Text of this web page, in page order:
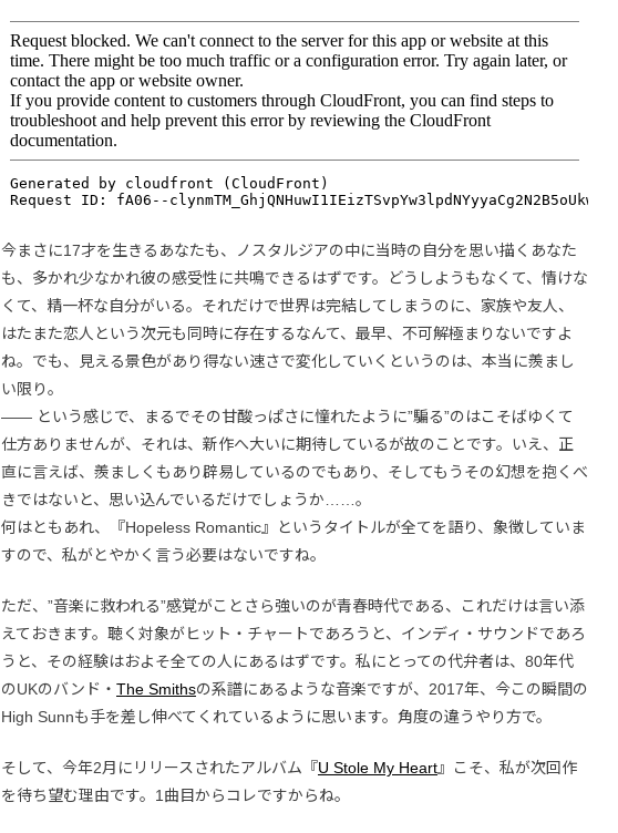
今まさに17才を生きるあなたも、ノスタルジアの中に当時の自分を思い描くあなた
も、多かれ少なかれ彼の感受性に共鳴できるはずです。どうしようもなくて、情けな
くて、精一杯な自分がいる。それだけで世界は完結してしまうのに、家族や友人、
はたまた恋人という次元も同時に存在するなんて、最早、不可解極まりないですよ
ね。でも、見える景色があり得ない速さで変化していくというのは、本当に羨まし
い限り。
―― という感じで、まるでその甘酸っぱさに憧れたように”騙る”のはこそばゆくて
仕方ありませんが、それは、新作へ大いに期待しているが故のことです。いえ、正
直に言えば、羨ましくもあり辟易しているのでもあり、そしてもうその幻想を抱くべ
きではないと、思い込んでいるだけでしょうか……。
何はともあれ、『Hopeless Romantic』というタイトルが全てを語り、象徴していま
すので、私がとやかく言う必要はないですね。
ただ、”音楽に救われる”感覚がことさら強いのが青春時代である、これだけは言い添
えておきます。聴く対象がヒット・チャートであろうと、インディ・サウンドであろ
うと、その経験はおよそ全ての人にあるはずです。私にとっての代弁者は、80年代
のUKのバンド・ The Smithsの系譜にあるような音楽ですが、2017年、今この瞬間の
High Sunnも手を差し伸べてくれているように思います。角度の違うやり方で。
そして、今年2月にリリースされたアルバム『U Stole My Heart』こそ、私が次回作
を待ち望む理由です。1曲目からコレですからね。